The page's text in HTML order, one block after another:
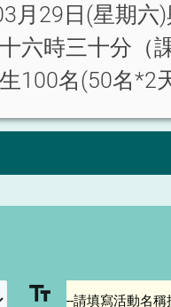
月29日(星期六)
六時三十分（
100名(50名*2
text_fields --請填寫活動名稱